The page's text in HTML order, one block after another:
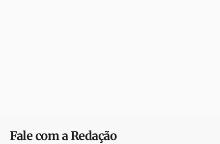
Fale com a Redação